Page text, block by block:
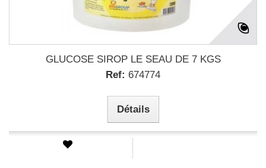
GLUCOSE SIROP LE SEAU DE 7 KGS
Ref: 674774
Détails